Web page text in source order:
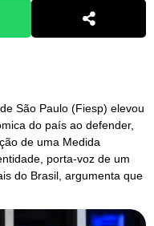
São Paulo (Fiesp) elevou
do país ao defender,
de uma Medida
porta-voz de um
do Brasil, argumenta que